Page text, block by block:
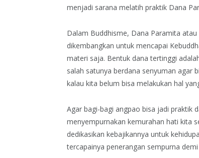
menjadi sarana melatih praktik Dana
Dalam Buddhisme, Dana Paramita
dikembangkan untuk mencapai
materi saja. Bentuk dana tertinggi
salah satunya berdana senyuman agar
kalau kita belum bisa melakukan hal
Agar bagi-bagi angpao bisa jadi praktik
menyempurnakan kemurahan hati kita
dedikasikan kebajikannya untuk
tercapainya penerangan sempurna